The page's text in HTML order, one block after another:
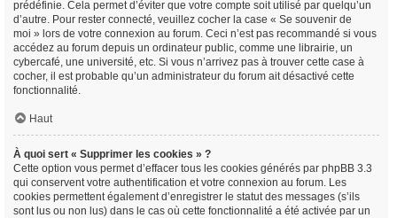
prédéfinie. Cela permet d’éviter que votre compte soit utilisé par quelqu’un
d’autre. Pour rester connecté, veuillez cocher la case « Se souvenir de
moi » lors de votre connexion au forum. Ceci n’est pas recommandé si vous
accédez au forum depuis un ordinateur public, comme une librairie, un
cybercafé, une université, etc. Si vous n’arrivez pas à trouver cette case à
cocher, il est probable qu’un administrateur du forum ait désactivé cette
fonctionnalité.
Haut
À quoi sert « Supprimer les cookies » ?
Cette option vous permet d’effacer tous les cookies générés par phpBB 3.3
qui conservent votre authentification et votre connexion au forum. Les
cookies permettent également d’enregistrer le statut des messages (s’ils
sont lus ou non lus) dans le cas où cette fonctionnalité a été activée par un